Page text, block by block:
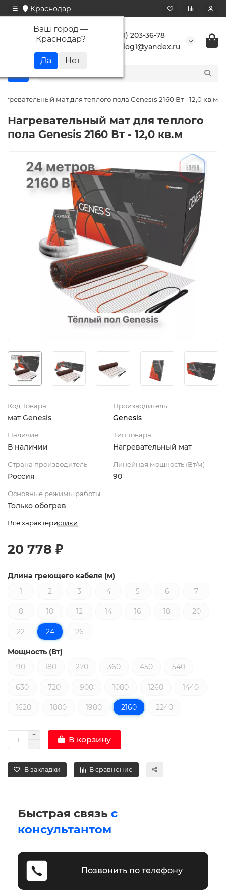
Краснодар
Ваш город —
Краснодар?
+7 (861) 203-36-78
buranlog1@yandex.ru
мат для теплого пола Genesis 2160 Вт - 12,0 кв.м
Нагревательный мат для теплого
пола Genesis 2160 Вт - 12,0 кв.м
Код Товара
мат Genesis
Производитель
Genesis
Наличие:
В наличии
Тип товара
Нагревательный мат
Страна производитель
Россия
Линейная мощность (Вт/м)
90
Основные режимы работы
Только обогрев
Все характеристики
20 778 ₽
Длина греющего кабеля (м)
1
2 3 4 5 6 7
8 10 12 14 16 18 20
22 24 26
Мощность (Вт)
90
180 270 360 450 540
630 720 900 1080 1260 1440
1620 1800 1980 2160 2240
В корзину
В закладки В сравнение
Быстрая связь с
консультантом
Позвонить по телефону